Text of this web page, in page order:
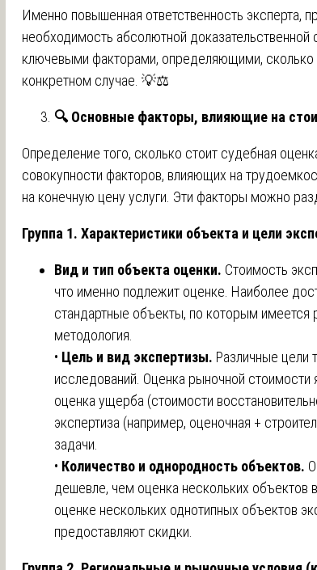
Именно повышенная ответственность эксперта,
необходимость абсолютной доказательственной
ключевыми факторами, определяющими,
конкретном случае. 💡⚖️
🔍Основные факторы, влияющие на
Определение того, сколько стоит судебная
совокупности факторов, влияющих на
на конечную цену услуги. Эти факторы можно
Группа 1. Характеристики объекта и цели
Вид и тип объекта оценки. Стоимость
что именно подлежит оценке. Наиболее
стандартные объекты, по которым имеется
методология.
• Цель и вид экспертизы. Различные цели
исследований. Оценка рыночной стоимости
оценка ущерба (стоимости
экспертиза (например, оценочная +
задачи.
• Количество и однородность объектов.
дешевле, чем оценка нескольких объектов
оценке нескольких однотипных объектов
предоставляют скидки.